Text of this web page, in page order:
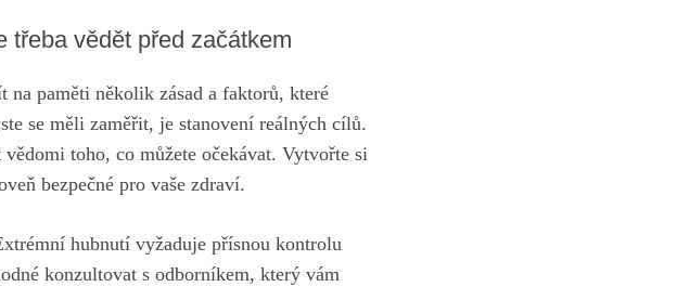
třeba vědět před začátkem
na paměti několik zásad a faktorů, které
se měli zaměřit, je stanovení reálných cílů.
toho, co můžete očekávat. Vytvořte si
bezpečné pro vaše zdraví.
hubnutí vyžaduje přísnou kontrolu
konzultovat s odborníkem, který vám